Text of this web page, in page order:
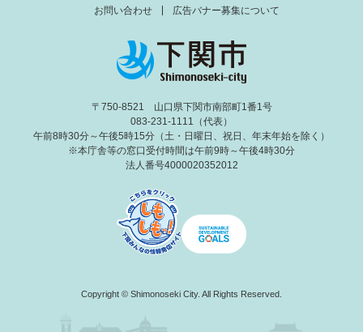
お問い合わせ 広告バナー募集について
〒750-8521 山口県下関市南部町1番1号
083-231-1111（代表）
午前8時30分～午後5時15分（土・日曜日、祝日、年末年始を除く）
※本庁舎等の窓口受付時間は午前9時～午後4時30分
法人番号4000020352012
Copyright © Shimonoseki City. All Rights Reserved.